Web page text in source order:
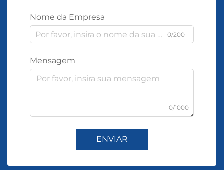
Nome da Empresa
0/200
Mensagem
0/1000
ENVIAR